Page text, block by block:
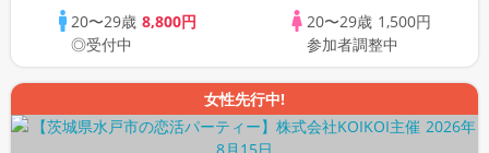
20〜29歳8,800円
◎受付中
20〜29歳 1,500円
参加者調整中
女性先行中!